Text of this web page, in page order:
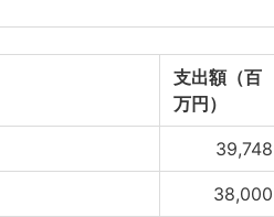
支出額（百
万円）
39,748
38,000